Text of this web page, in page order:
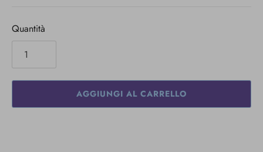
Quantità
AGGIUNGI AL CARRELLO